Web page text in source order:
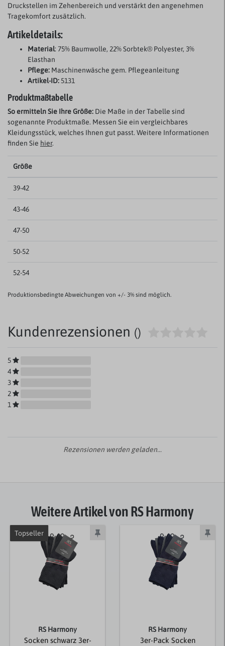
Druckstellen im Zehenbereich und verstärkt den angenehmen
Tragekomfort zusätzlich.
Artikeldetails:
Material: 75% Baumwolle, 22% Sorbtek® Polyester, 3%
Elasthan
Pflege: Maschinenwäsche gem. Pflegeanleitung
Artikel-ID:5131
Produktmaßtabelle
So ermitteln Sie Ihre Größe: Die Maße in der Tabelle sind
sogenannte Produktmaße. Messen Sie ein vergleichbares
Kleidungsstück, welches Ihnen gut passt. Weitere Informationen
finden Sie hier.
Größe
39-42
43-46
47-50
50-52
52-54
Produktionsbedingte Abweichungen von +/- 3% sind möglich.
Kundenrezensionen ()
5
4
3
2
1
Rezensionen werden geladen...
Weitere Artikel von RS Harmony
Topseller
RS Harmony
Socken schwarz 3er-
RS Harmony
3er-Pack Socken